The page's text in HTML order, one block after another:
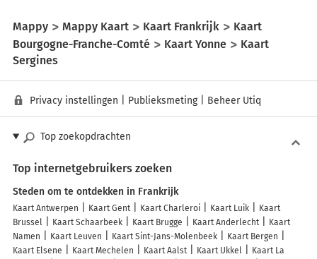
Mappy Mappy Kaart Kaart Frankrijk
Kaart
Bourgogne-Franche-Comté
Kaart Yonne
Kaart
Sergines
Privacy instellingen Publieksmeting| Beheer Utiq
Top zoekopdrachten
Top internetgebruikers zoeken
Steden om te ontdekken in Frankrijk
Kaart Antwerpen Kaart Gent Kaart Charleroi Kaart Luik
Kaart
Brussel
Kaart Schaarbeek Kaart Brugge Kaart Anderlecht
Kaart
Namen
Kaart Leuven Kaart Sint-Jans-Molenbeek
Kaart Bergen
Kaart Elsene
Kaart Mechelen Kaart Aalst Kaart Ukkel
Kaart La